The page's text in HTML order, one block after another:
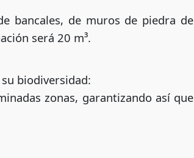
bancales, de muros de piedra de
será 20 m³.
biodiversidad:
zonas, garantizando así que